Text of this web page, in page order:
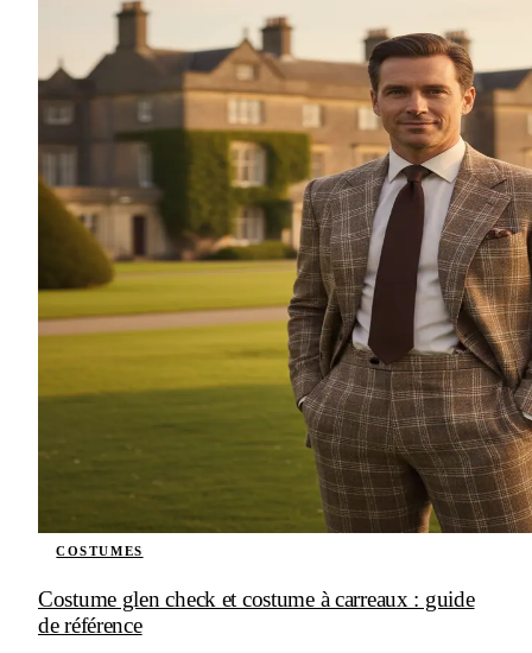
COSTUMES
Costume glen check et costume à carreaux : guide
de référence